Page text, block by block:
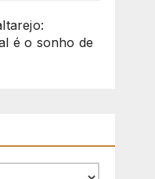
é o sonho de